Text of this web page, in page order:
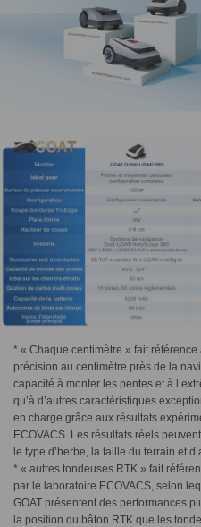
* « Chaque centimètre » fait
précision au centimètre près de la
capacité à monter les pentes et à
qu’à d’autres caractéristiques
en charge grâce aux résultats
ECOVACS. Les résultats réels
le type d’herbe, la taille du terrain et
* « autres tondeuses RTK » fait
par le laboratoire ECOVACS, selon
GOAT présentent des performances
la position du bâton RTK que les